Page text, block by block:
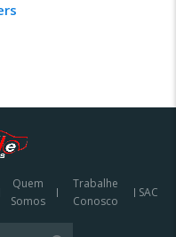
Quem
Somos
Trabalhe
Conosco
SAC